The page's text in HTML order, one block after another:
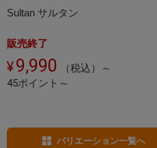
Sultan サルタン
販売終了
9,990
（税込）～
45ポイント～
バリエーション一覧へ